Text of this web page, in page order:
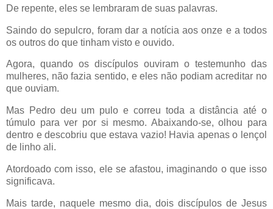
De repente, eles se lembraram de suas palavras.
Saindo do sepulcro, foram dar a notícia aos onze e a todos
os outros do que tinham visto e ouvido.
Agora, quando os discípulos ouviram o testemunho das
mulheres, não fazia sentido, e eles não podiam acreditar no
que ouviam.
Mas Pedro deu um pulo e correu toda a distância até o
túmulo para ver por si mesmo. Abaixando-se, olhou para
dentro e descobriu que estava vazio! Havia apenas o lençol
de linho ali.
Atordoado com isso, ele se afastou, imaginando o que isso
significava.
Mais tarde, naquele mesmo dia, dois discípulos de Jesus